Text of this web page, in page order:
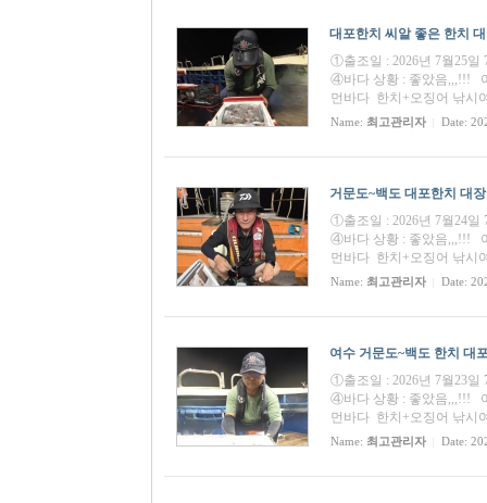
대포한치 씨알 좋은 한치
①출조일 : 2026년 7월25
④바다 상황 : 좋았음,,,!!!
먼바다 한치+오징어 낚시
Name: 최고관리자 Date:
거문도~백도 대포한치 대
①출조일 : 2026년 7월24
④바다 상황 : 좋았음,,,!!!
먼바다 한치+오징어 낚시
Name: 최고관리자 Date:
여수 거문도~백도 한치 대
①출조일 : 2026년 7월23
④바다 상황 : 좋았음,,,!!!
먼바다 한치+오징어 낚시
Name: 최고관리자 Date: